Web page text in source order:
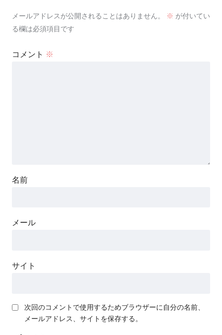
メールアドレスが公開されることはありません。 ※ が付いてい
る欄は必須項目です
コメント ※
名前
メール
サイト
次回のコメントで使用するためブラウザーに自分の名前、
メールアドレス、サイトを保存する。